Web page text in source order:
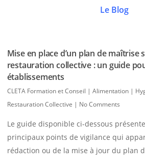
Le Blog
Mise en place d’un plan de maîtrise
restauration collective : un guide
établissements
CLETA Formation et Conseil | Alimentation |
Restauration Collective | No Comments
Le guide disponible ci-dessous
principaux points de vigilance qui
rédaction ou de la mise à jour du plan